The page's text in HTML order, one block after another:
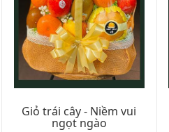
Giỏ trái cây - Niềm vui
ngọt ngào